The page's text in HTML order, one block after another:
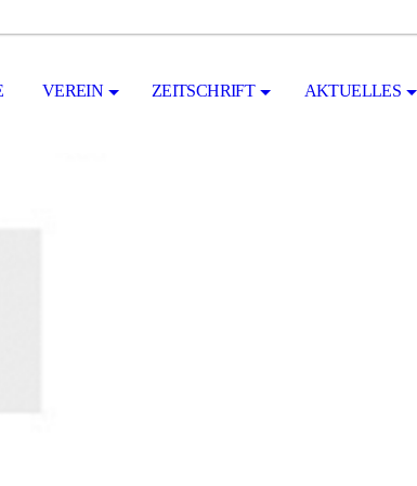
VEREIN ZEITSCHRIFT AKTUELLES